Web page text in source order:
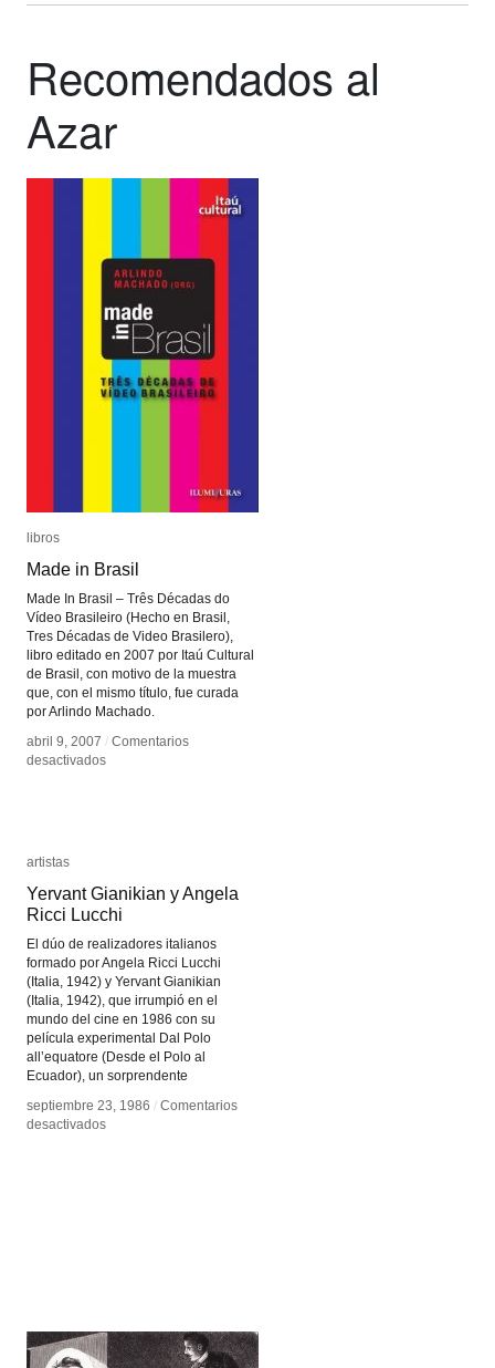
Recomendados al
Azar
libros
Made in Brasil
Made In Brasil – Três Décadas do
Vídeo Brasileiro (Hecho en Brasil,
Tres Décadas de Video Brasilero),
libro editado en 2007 por Itaú Cultural
de Brasil, con motivo de la muestra
que, con el mismo título, fue curada
por Arlindo Machado.
abril 9, 2007 / Comentarios
desactivadosen
libros
Made in Brasil
abril 9, 2007 / Comentarios
desactivadosen
artistas
Yervant Gianikian y Angela
Ricci Lucchi
El dúo de realizadores italianos
formado por Angela Ricci Lucchi
(Italia, 1942) y Yervant Gianikian
(Italia, 1942), que irrumpió en el
mundo del cine en 1986 con su
película experimental Dal Polo
all’equatore (Desde el Polo al
Ecuador), un sorprendente
septiembre 23, 1986 / Comentarios
desactivadosen
artistas
Yervant Gianikian y Angela
Ricci Lucchi
septiembre 23, 1986 / Comentarios
desactivadosen